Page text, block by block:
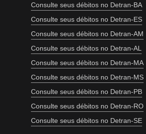
Consulte seus débitos no Detran-BA
Consulte seus débitos no Detran-ES
Consulte seus débitos no Detran-AM
Consulte seus débitos no Detran-AL
Consulte seus débitos no Detran-MA
Consulte seus débitos no Detran-MS
Consulte seus débitos no Detran-PB
Consulte seus débitos no Detran-RO
Consulte seus débitos no Detran-SE